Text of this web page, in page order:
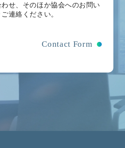
せ、そのほか協会へのお問い
連絡ください。
Contact Form